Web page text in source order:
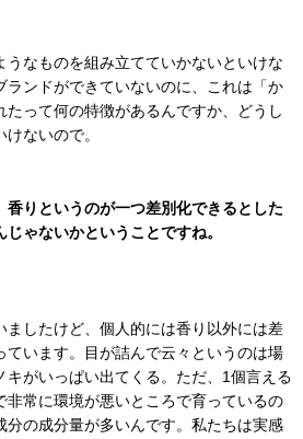
うなものを組み立てていかないといけな
ランドができていないのに、これは「か
って何の特徴があるんですか、どうし
ないので。
香りというのが一つ差別化できるとした
ゃないかということですね。
ましたけど、個人的には香り以外には差
ています。目が詰んで云々というのは場
キがいっぱい出てくる。ただ、1個言える
非常に環境が悪いところで育っているの
分の成分量が多いんです。私たちは実感